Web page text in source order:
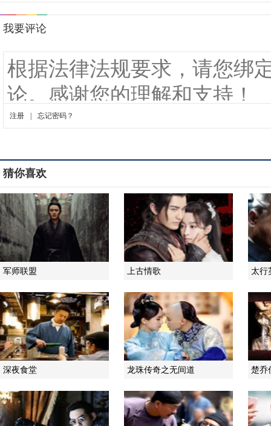
猜你喜欢
军师联盟 上古情歌 太行
深夜食堂 龙珠传奇之无间道 楚乔